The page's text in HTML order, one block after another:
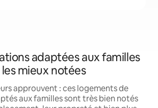
adaptées aux familles
les mieux notées
approuvent : ces logements de
aux familles sont très bien notés